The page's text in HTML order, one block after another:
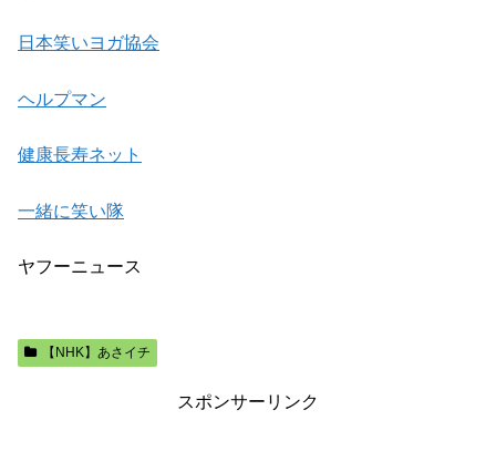
日本笑いヨガ協会
ヘルプマン
健康長寿ネット
一緒に笑い隊
ヤフーニュース
【NHK】あさイチ
スポンサーリンク